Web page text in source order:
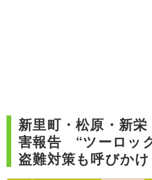
新里町・松原・新
害報告 “ツーロッ
盗難対策も呼びかけ